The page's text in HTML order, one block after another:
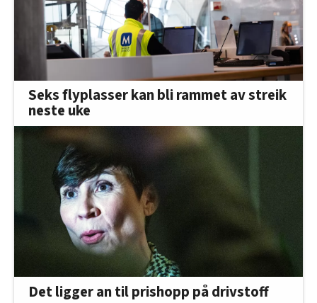
Seks flyplasser kan bli rammet av streik
neste uke
Det ligger an til prishopp på drivstoff